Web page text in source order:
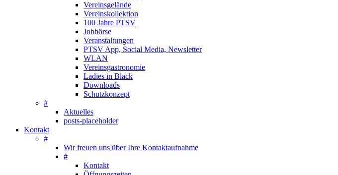
Vereinsgelände
Vereinskollektion
100 Jahre PTSV
Jobbörse
Veranstaltungen
PTSV App, Social Media, Newsletter
WLAN
Vereinsgastronomie
Ladies in Black
Downloads
Schutzkonzept
#
Aktuelles
posts-placeholder
Kontakt
#
Wir freuen uns über Ihre Kontaktaufnahme
#
Kontakt